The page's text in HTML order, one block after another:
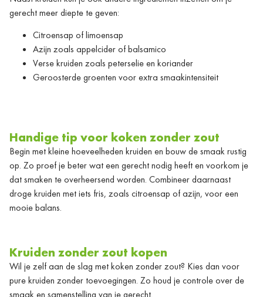
gerecht meer diepte te geven:
Citroensap of limoensap
Azijn zoals appelcider of balsamico
Verse kruiden zoals peterselie en koriander
Geroosterde groenten voor extra smaakintensiteit
Handige tip voor koken zonder zout
Begin met kleine hoeveelheden kruiden en bouw de smaak rustig
op. Zo proef je beter wat een gerecht nodig heeft en voorkom je
dat smaken te overheersend worden. Combineer daarnaast
droge kruiden met iets fris, zoals citroensap of azijn, voor een
mooie balans.
Kruiden zonder zout kopen
Wil je zelf aan de slag met koken zonder zout? Kies dan voor
pure kruiden zonder toevoegingen. Zo houd je controle over de
smaak en samenstelling van je gerecht.